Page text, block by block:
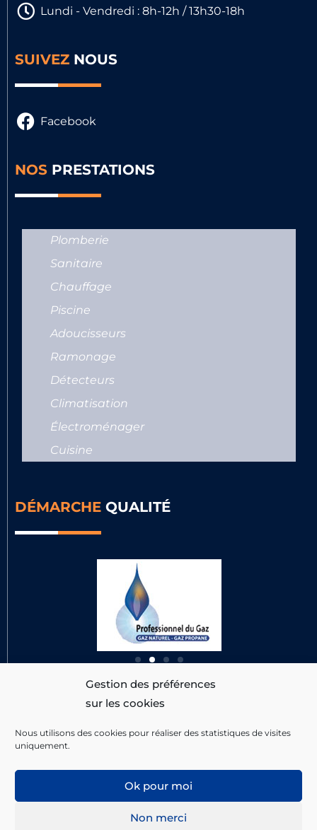
Gestion des préférences
sur les cookies
Nous utilisons des cookies pour réaliser des statistiques de visites
uniquement.
Ok pour moi
Non merci
Lundi - Vendredi : 8h-12h / 13h30-18h
SUIVEZ NOUS
Facebook
NOS PRESTATIONS
Plomberie
Sanitaire
Chauffage
Piscine
Adoucisseurs
Ramonage
Détecteurs
Climatisation
Électroménager
Cuisine
DÉMARCHE QUALITÉ
RÉALISATION DU SITE